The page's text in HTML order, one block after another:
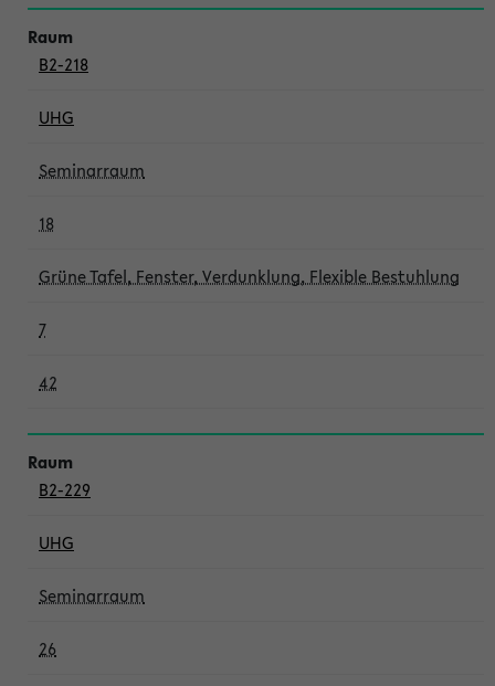
B2-218
UHG
Seminarraum
18
Grüne Tafel, Fenster, Verdunklung, Flexible Bestuhlung
7
42
B2-229
UHG
Seminarraum
26